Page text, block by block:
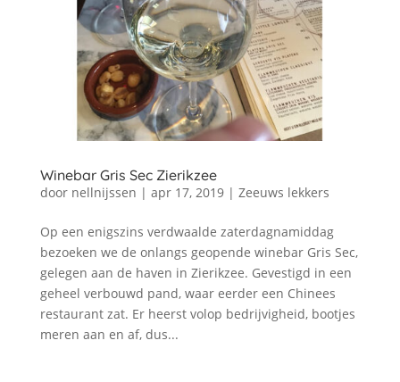
Winebar Gris Sec Zierikzee
door nellnijssen | apr 17, 2019| Zeeuws lekkers
Op een enigszins verdwaalde zaterdagnamiddag
bezoeken we de onlangs geopende winebar Gris Sec,
gelegen aan de haven in Zierikzee. Gevestigd in een
geheel verbouwd pand, waar eerder een Chinees
restaurant zat. Er heerst volop bedrijvigheid, bootjes
meren aan en af, dus...